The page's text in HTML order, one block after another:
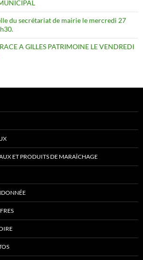
du secrétariat de mairie le mercredi 27
A GILLES PATRIMOINE LE VENDREDI
ET PRODUITS DE MARAÎCHAGE